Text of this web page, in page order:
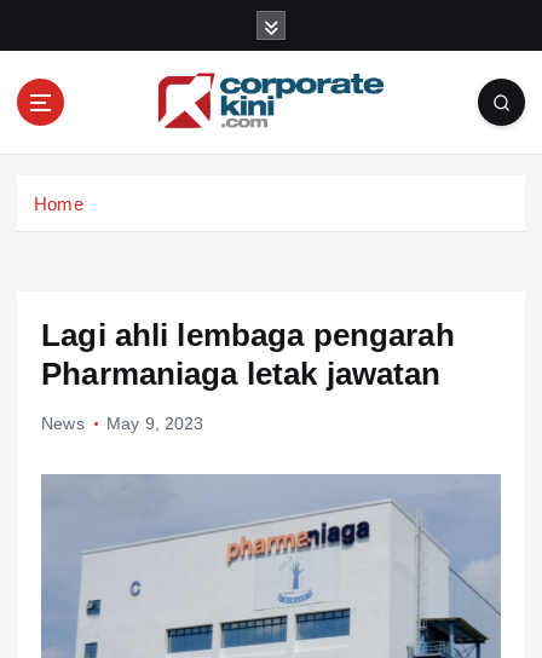
o
Home
Lagi ahli lembaga pengarah
Pharmaniaga letak jawatan
News May 9, 2023